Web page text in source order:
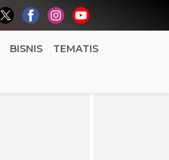
BISNIS TEMATIS